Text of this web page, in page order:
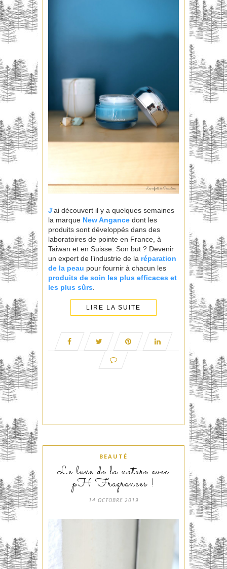
J‘ai découvert il y a quelques semaines
la marque New Angance dont les
produits sont développés dans des
laboratoires de pointe en France, à
Taiwan et en Suisse. Son but ? Devenir
un expert de l’industrie de la réparation
de la peau pour fournir à chacun les
produits de soin les plus efficaces et
les plus sûrs
LIRE LA SUITE
BEAUTÉ
Le luxe de la nature avec
pH Fragrances !
14 OCTOBRE 2019